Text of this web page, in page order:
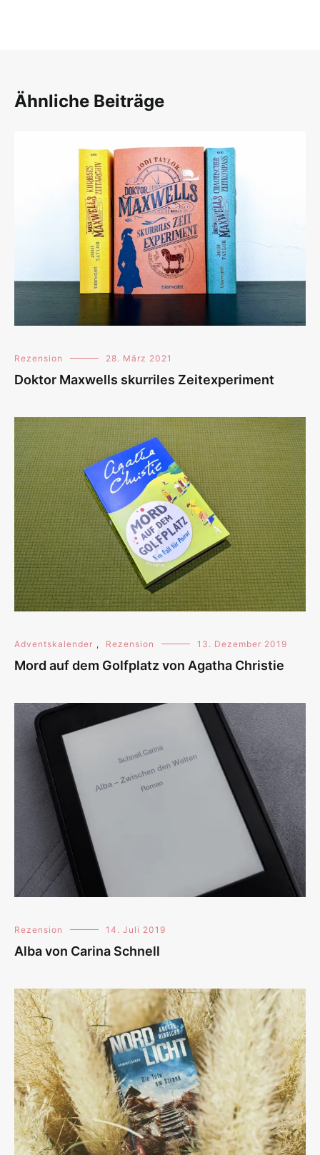
Ähnliche Beiträge
Rezension 28. März 2021
Doktor Maxwells skurriles Zeitexperiment
Adventskalender , Rezension 13. Dezember 2019
Mord auf dem Golfplatz von Agatha Christie
Rezension 14. Juli 2019
Alba von Carina Schnell